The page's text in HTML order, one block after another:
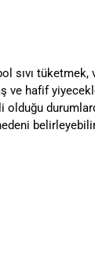
tüketmek,
ve hafif